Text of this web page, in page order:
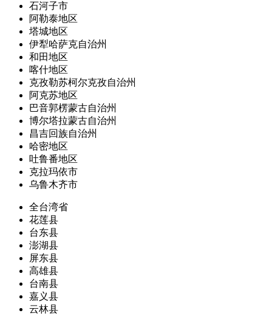
石河子市
阿勒泰地区
塔城地区
伊犁哈萨克自治州
和田地区
喀什地区
克孜勒苏柯尔克孜自治州
阿克苏地区
巴音郭楞蒙古自治州
博尔塔拉蒙古自治州
昌吉回族自治州
哈密地区
吐鲁番地区
克拉玛依市
乌鲁木齐市
全台湾省
花莲县
台东县
澎湖县
屏东县
高雄县
台南县
嘉义县
云林县